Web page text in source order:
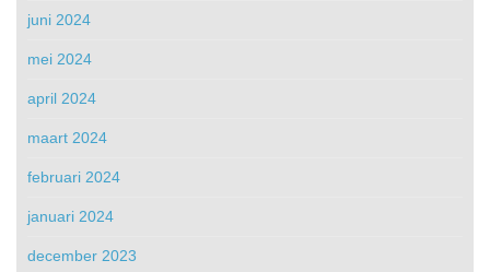
juni 2024
mei 2024
april 2024
maart 2024
februari 2024
januari 2024
december 2023